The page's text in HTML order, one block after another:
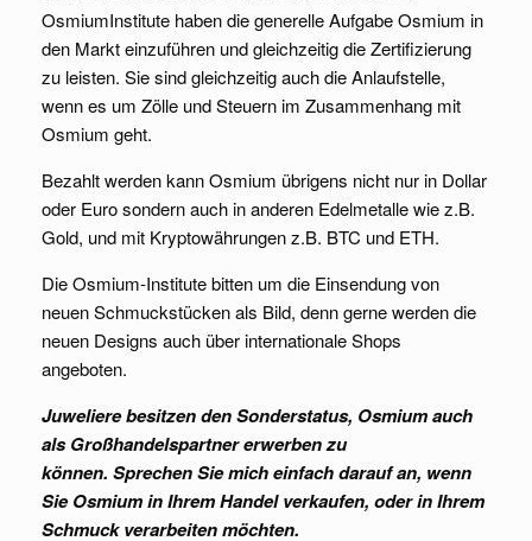
OsmiumInstitute haben die generelle Aufgabe Osmium in
den Markt einzuführen und gleichzeitig die Zertifizierung
zu leisten. Sie sind gleichzeitig auch die Anlaufstelle,
wenn es um Zölle und Steuern im Zusammenhang mit
Osmium geht.
Bezahlt werden kann Osmium übrigens nicht nur in Dollar
oder Euro sondern auch in anderen Edelmetalle wie z.B.
Gold, und mit Kryptowährungen z.B. BTC und ETH.
Die Osmium-Institute bitten um die Einsendung von
neuen Schmuckstücken als Bild, denn gerne werden die
neuen Designs auch über internationale Shops
angeboten.
Juweliere besitzen den Sonderstatus, Osmium auch
als Großhandelspartner erwerben zu
können. Sprechen Sie mich einfach darauf an, wenn
Sie Osmium in Ihrem Handel verkaufen, oder in Ihrem
Schmuck verarbeiten möchten.